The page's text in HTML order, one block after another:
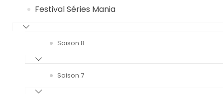
Festival Séries Mania
Saison 8
Saison 7